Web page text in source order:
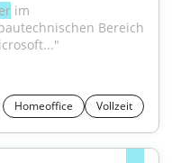
im
Bereich
Homeoffice Vollzeit